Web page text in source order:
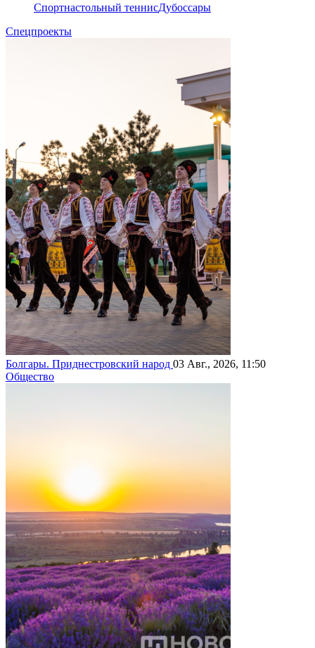
Спортнастольный теннисДубоссары
Спецпроекты
Болгары. Приднестровский народ 03 Авг., 2026, 11:50
Общество